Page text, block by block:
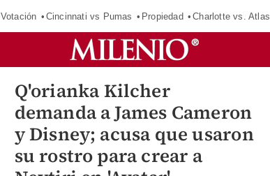
Votación Cincinnati vs Pumas Propiedad Charlotte vs. Atlas
Q'orianka Kilcher
demanda a James Cameron
y Disney; acusa que usaron
su rostro para crear a